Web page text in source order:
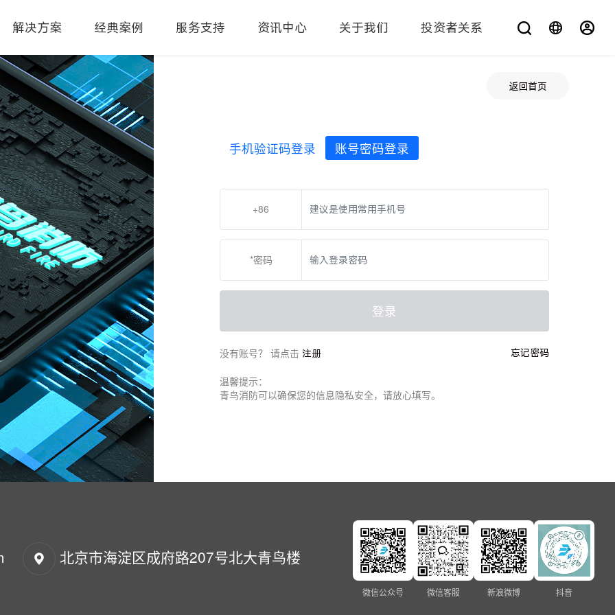
解决方案 经典案例 服务支持 资讯中心 关于我们 投资者关系 您在找什么？
返回首页
手机验证码登录 账号密码登录
+86
*密码
登录
忘记密码
没有账号？ 请点击 注册
温馨提示：
青鸟消防可以确保您的信息隐私安全，请放心填写。
北京市海淀区成府路207号北大青鸟楼
微信公众号 微信客服 新浪微博 抖音